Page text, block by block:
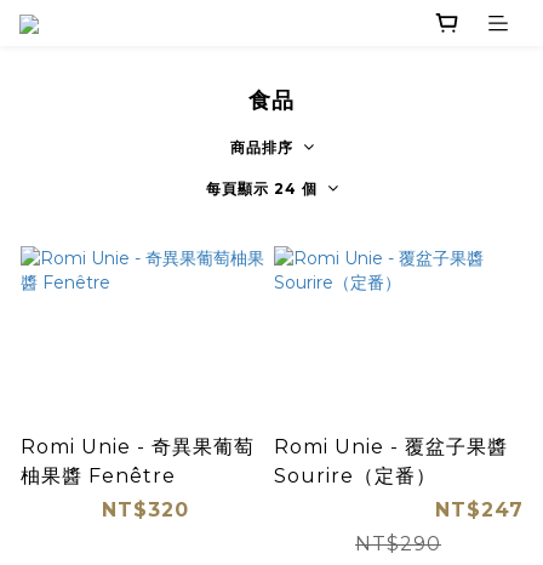
食品
商品排序
每頁顯示 24 個
Romi Unie - 奇異果葡萄
柚果醬 Fenêtre
NT$320
Romi Unie - 覆盆子果醬
Sourire（定番）
NT$247
NT$290